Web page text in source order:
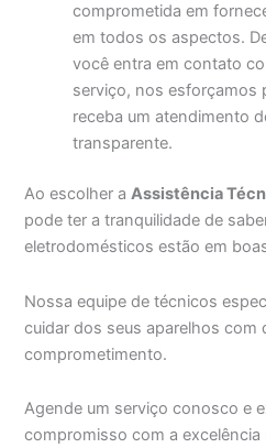
comprometida em
em todos os aspectos.
você entra em contato
serviço, nos esforçamos
receba um atendimento
transparente.
Ao escolher aAssistência
pode ter a tranquilidade de
eletrodomésticos estão em
Nossa equipe de técnicos
cuidar dos seus aparelhos com
comprometimento.
Agende um serviço conosco e
compromisso com a